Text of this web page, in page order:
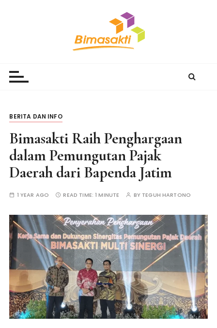
BERITA DAN INFO
Bimasakti Raih Penghargaan
dalam Pemungutan Pajak
Daerah dari Bapenda Jatim
1 YEAR AGO READ TIME:1 MINUTE BY TEGUH HARTONO